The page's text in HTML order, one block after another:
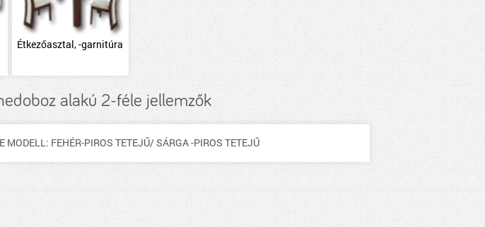
Étkezőasztal, -garnitúra
alakú 2-féle jellemzők
FEHÉR-PIROS TETEJŰ/ SÁRGA -PIROS TETEJŰ